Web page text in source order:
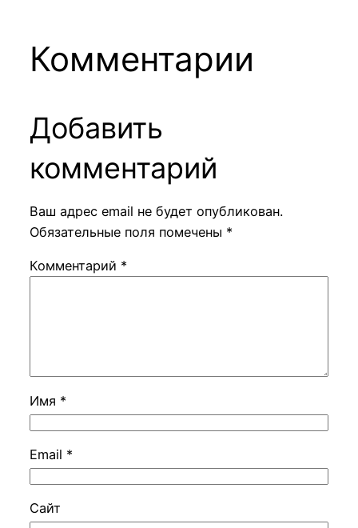
Комментарии
Добавить
комментарий
Ваш адрес email не будет опубликован.
Обязательные поля помечены *
Комментарий *
Имя *
Email *
Сайт